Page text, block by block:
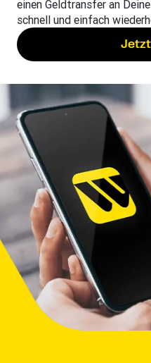
einen Geldtransfer an
schnell und einfach
Jetzt